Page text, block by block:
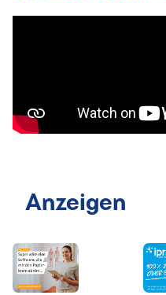
Anzeigen